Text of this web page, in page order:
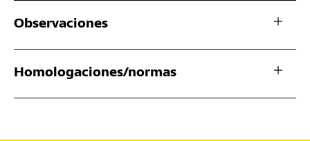
Observaciones
Homologaciones/normas